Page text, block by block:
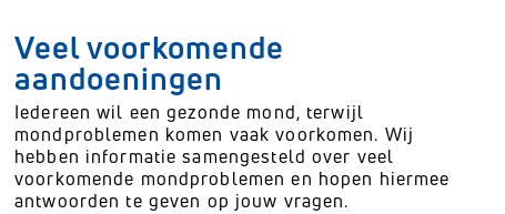
Veel voorkomende
aandoeningen
Iedereen wil een gezonde mond, terwijl
mondproblemen komen vaak voorkomen. Wij
hebben informatie samengesteld over veel
voorkomende mondproblemen en hopen hiermee
antwoorden te geven op jouw vragen.